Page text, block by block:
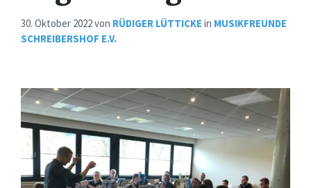
30. Oktober 2022von RÜDIGER LÜTTICKE in MUSIKFREUNDE
SCHREIBERSHOF E.V.